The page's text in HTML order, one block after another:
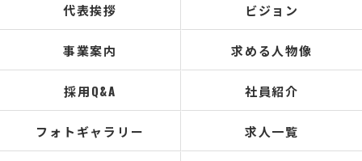
代表挨拶 ビジョン
事業案内 求める人物像
採用Q&A 社員紹介
フォトギャラリー 求人一覧